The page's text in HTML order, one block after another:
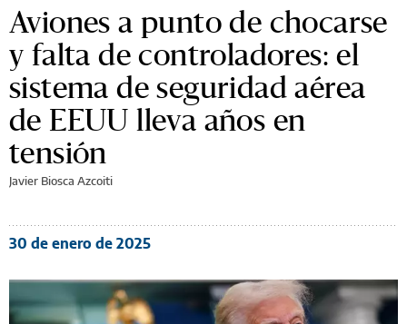
Aviones a punto de chocarse
y falta de controladores: el
sistema de seguridad aérea
de EEUU lleva años en
tensión
Javier Biosca Azcoiti
30 de enero de 2025